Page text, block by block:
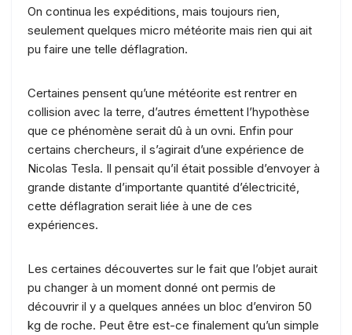
On continua les expéditions, mais toujours rien,
seulement quelques micro météorite mais rien qui ait
pu faire une telle déflagration.
Certaines pensent qu’une météorite est rentrer en
collision avec la terre, d’autres émettent l’hypothèse
que ce phénomène serait dû à un ovni. Enfin pour
certains chercheurs, il s’agirait d’une expérience de
Nicolas Tesla. Il pensait qu’il était possible d’envoyer à
grande distante d’importante quantité d’électricité,
cette déflagration serait liée à une de ces
expériences.
Les certaines découvertes sur le fait que l’objet aurait
pu changer à un moment donné ont permis de
découvrir il y a quelques années un bloc d’environ 50
kg de roche. Peut être est-ce finalement qu’un simple